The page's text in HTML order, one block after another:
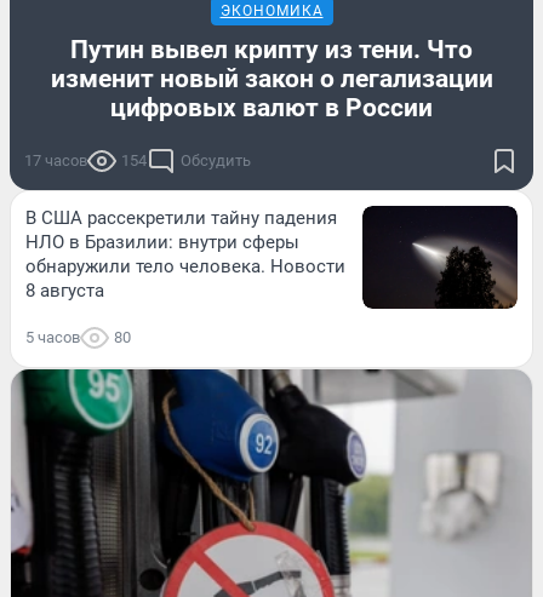
ЭКОНОМИКА
Путин вывел крипту из тени. Что
изменит новый закон о легализации
цифровых валют в России
17 часов 154 Обсудить
В США рассекретили тайну падения
НЛО в Бразилии: внутри сферы
обнаружили тело человека. Новости
8 августа
5 часов 80